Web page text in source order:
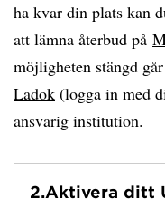
ha kvar din plats kan
att lämna återbud på
möjligheten stängd
Ladok (logga in med
ansvarig institution.
2.Aktivera ditt